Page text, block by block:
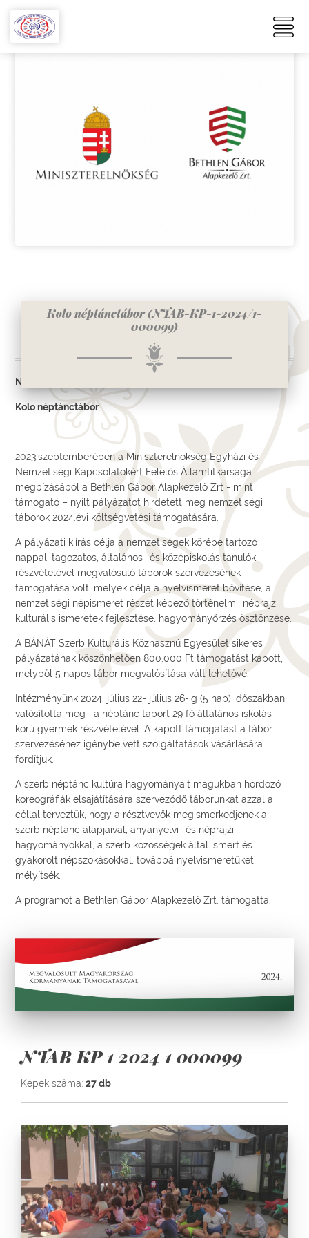
Kolo néptánctábor (NTAB-KP-1-2024/1-
000099)
NTAB-KP-1-2024/1-000099
Kolo néptánctábor
2023.szeptemberében a Miniszterelnökség Egyházi és
Nemzetiségi Kapcsolatokért Felelős Államtitkársága
megbízásából a Bethlen Gábor Alapkezelő Zrt - mint
támogató – nyílt pályázatot hirdetett meg nemzetiségi
táborok 2024.évi költségvetési támogatására.
A pályázati kiírás célja a nemzetiségek körébe tartozó
nappali tagozatos, általános- és középiskolás tanulók
részvételével megvalósuló táborok szervezésének
támogatása volt, melyek célja a nyelvismeret bővítése, a
nemzetiségi népismeret részét képező történelmi, néprajzi,
kulturális ismeretek fejlesztése, hagyományőrzés ösztönzése.
A BÁNÁT Szerb Kulturális Közhasznú Egyesület sikeres
pályázatának köszönhetően 800.000 Ft támogatást kapott,
melyből 5 napos tábor megvalósítása vált lehetővé.
Intézményünk 2024. július 22- július 26-ig (5 nap) időszakban
valósította meg a néptánc tábort 29 fő általános iskolás
korú gyermek részvételével. A kapott támogatást a tábor
szervezéséhez igénybe vett szolgáltatások vásárlására
fordítjuk.
A szerb néptánc kultúra hagyományait magukban hordozó
koreográfiák elsajátítására szerveződő táborunkat azzal a
céllal terveztük, hogy a résztvevők megismerkedjenek a
szerb néptánc alapjaival, anyanyelvi- és néprajzi
hagyományokkal, a szerb közösségek által ismert és
gyakorolt népszokásokkal, továbbá nyelvismeretüket
mélyítsék.
A programot a Bethlen Gábor Alapkezelő Zrt. támogatta.
NTAB KP 1 2024 1 000099
Képek száma:27 db